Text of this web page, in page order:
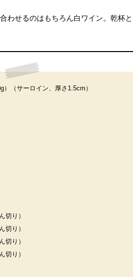
わせるのはもちろん白ワイン。乾杯
）（サーロイン、厚さ1.5cm）
切り）
切り）
切り）
切り）